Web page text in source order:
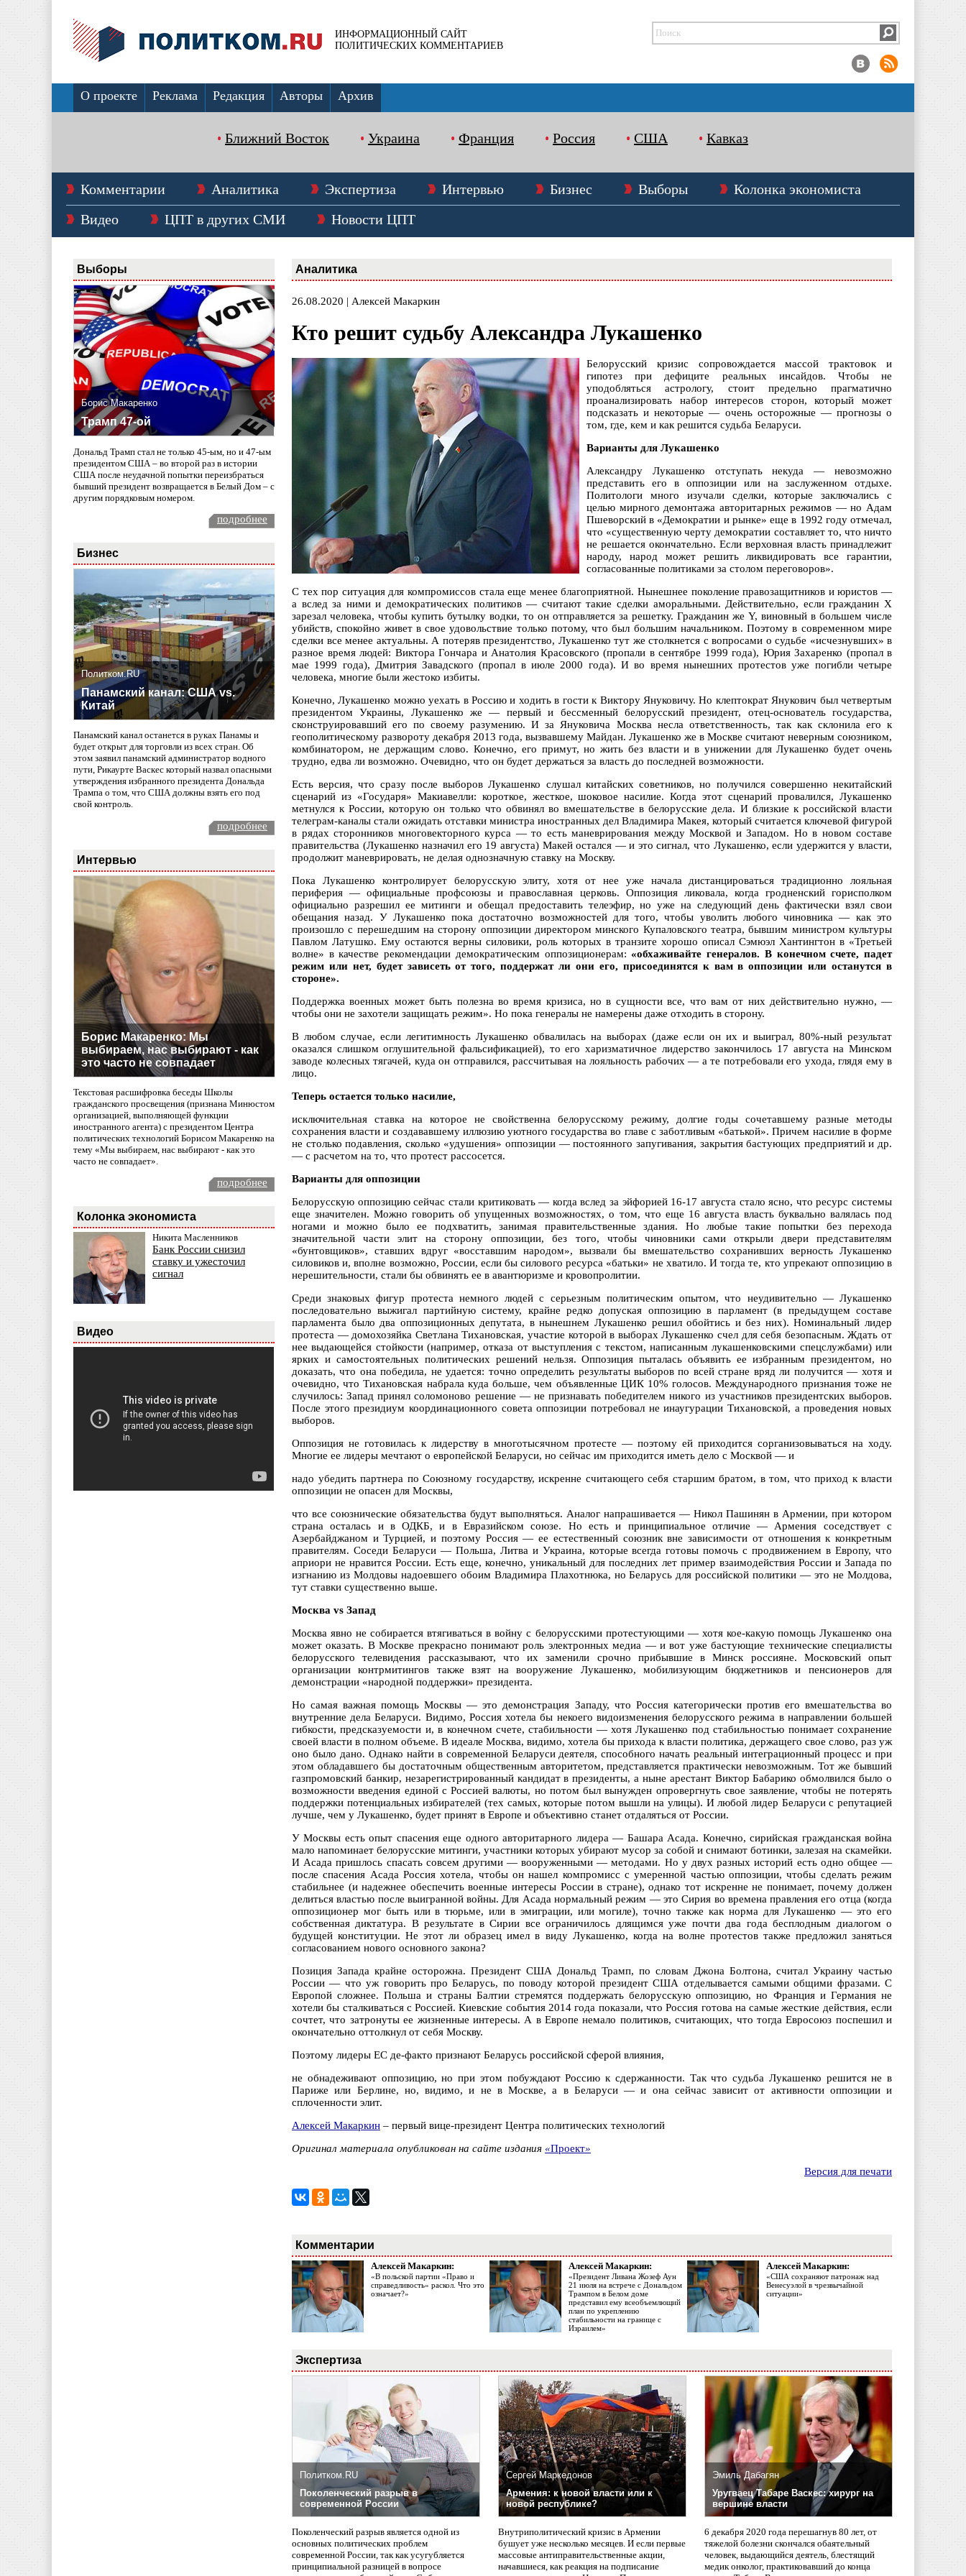
ИНФОРМАЦИОННЫЙ САЙТ
ПОЛИТИЧЕСКИХ КОММЕНТАРИЕВ
О проекте Реклама Редакция Авторы Архив
Ближний Восток Украина Франция Россия США Кавказ
Комментарии Аналитика Экспертиза Интервью Бизнес Выборы
Колонка экономиста
Видео
ЦПТ в других СМИ Новости ЦПТ
Выборы
Борис Макаренко
Трамп 47-ой
Дональд Трамп стал не только 45-ым, но и 47-ым
президентом США – во второй раз в истории
США после неудачной попытки переизбраться
бывший президент возвращается в Белый Дом – с
другим порядковым номером.
подробнее
Бизнес
Политком.RU
Панамский канал: США vs.
Китай
Панамский канал останется в руках Панамы и
будет открыт для торговли из всех стран. Об
этом заявил панамский администратор водного
пути, Рикаурте Васкес который назвал опасными
утверждения избранного президента Дональда
Трампа о том, что США должны взять его под
свой контроль.
подробнее
Интервью
Борис Макаренко: Мы
выбираем, нас выбирают - как
это часто не совпадает
Текстовая расшифровка беседы Школы
гражданского просвещения (признана Минюстом
организацией, выполняющей функции
иностранного агента) с президентом Центра
политических технологий Борисом Макаренко на
тему «Мы выбираем, нас выбирают - как это
часто не совпадает».
подробнее
Колонка экономиста
Никита Масленников
Банк России снизил
ставку и ужесточил
сигнал
Видео
Аналитика
26.08.2020 | Алексей Макаркин
Кто решит судьбу Александра Лукашенко
Белорусский кризис сопровождается массой трактовок и
гипотез при дефиците реальных инсайдов. Чтобы не
уподобляться астрологу, стоит предельно прагматично
проанализировать набор интересов сторон, который может
подсказать и некоторые — очень осторожные — прогнозы о
том, где, кем и как решится судьба Беларуси.
Варианты для Лукашенко
Александру Лукашенко отступать некуда — невозможно
представить его в оппозиции или на заслуженном отдыхе.
Политологи много изучали сделки, которые заключались с
целью мирного демонтажа авторитарных режимов — но Адам
Пшеворский в «Демократии и рынке» еще в 1992 году отмечал,
что «существенную черту демократии составляет то, что ничто
не решается окончательно. Если верховная власть принадлежит
народу, народ может решить ликвидировать все гарантии,
согласованные политиками за столом переговоров».
С тех пор ситуация для компромиссов стала еще менее благоприятной. Нынешнее поколение правозащитников и юристов —
а вслед за ними и демократических политиков — считают такие сделки аморальными. Действительно, если гражданин Х
зарезал человека, чтобы купить бутылку водки, то он отправляется за решетку. Гражданин же Y, виновный в большем числе
убийств, спокойно живет в свое удовольствие только потому, что был большим начальником. Поэтому в современном мире
сделки все менее актуальны. А потеряв президентство, Лукашенко тут же столкнется с вопросами о судьбе «исчезнувших» в
разное время людей: Виктора Гончара и Анатолия Красовского (пропали в сентябре 1999 года), Юрия Захаренко (пропал в
мае 1999 года), Дмитрия Завадского (пропал в июле 2000 года). И во время нынешних протестов уже погибли четыре
человека, многие были жестоко избиты.
Конечно, Лукашенко можно уехать в Россию и ходить в гости к Виктору Януковичу. Но клептократ Янукович был четвертым
президентом Украины, Лукашенко же — первый и бессменный белорусский президент, отец-основатель государства,
сконструировавший его по своему разумению. И за Януковича Москва несла ответственность, так как склонила его к
геополитическому развороту декабря 2013 года, вызвавшему Майдан. Лукашенко же в Москве считают неверным союзником,
комбинатором, не держащим слово. Конечно, его примут, но жить без власти и в унижении для Лукашенко будет очень
трудно, едва ли возможно. Очевидно, что он будет держаться за власть до последней возможности.
Есть версия, что сразу после выборов Лукашенко слушал китайских советников, но получился совершенно некитайский
сценарий из «Государя» Макиавелли: короткое, жесткое, шоковое насилие. Когда этот сценарий провалился, Лукашенко
метнулся к России, которую он только что обвинял во вмешательстве в белорусские дела. И близкие к российской власти
телеграм-каналы стали ожидать отставки министра иностранных дел Владимира Макея, который считается ключевой фигурой
в рядах сторонников многовекторного курса — то есть маневрирования между Москвой и Западом. Но в новом составе
правительства (Лукашенко назначил его 19 августа) Макей остался — и это сигнал, что Лукашенко, если удержится у власти,
продолжит маневрировать, не делая однозначную ставку на Москву.
Пока Лукашенко контролирует белорусскую элиту, хотя от нее уже начала дистанцироваться традиционно лояльная
периферия — официальные профсоюзы и православная церковь. Оппозиция ликовала, когда гродненский горисполком
официально разрешил ее митинги и обещал предоставить телеэфир, но уже на следующий день фактически взял свои
обещания назад. У Лукашенко пока достаточно возможностей для того, чтобы уволить любого чиновника — как это
произошло с перешедшим на сторону оппозиции директором минского Купаловского театра, бывшим министром культуры
Павлом Латушко. Ему остаются верны силовики, роль которых в транзите хорошо описал Сэмюэл Хантингтон в «Третьей
волне» в качестве рекомендации демократическим оппозиционерам:«обхаживайте генералов. В конечном счете, падет
режим или нет, будет зависеть от того, поддержат ли они его, присоединятся к вам в оппозиции или останутся в
стороне».
Поддержка военных может быть полезна во время кризиса, но в сущности все, что вам от них действительно нужно, —
чтобы они не захотели защищать режим». Но пока генералы не намерены даже отходить в сторону.
В любом случае, если легитимность Лукашенко обвалилась на выборах (даже если он их и выиграл, 80%-ный результат
оказался слишком оглушительной фальсификацией), то его харизматичное лидерство закончилось 17 августа на Минском
заводе колесных тягачей, куда он отправился, рассчитывая на лояльность рабочих — а те потребовали его ухода, глядя ему в
лицо.
Теперь остается только насилие,
исключительная ставка на которое не свойственна белорусскому режиму, долгие годы сочетавшему разные методы
сохранения власти и создававшему иллюзию уютного государства во главе с заботливым «батькой». Причем насилие в форме
не столько подавления, сколько «удушения» оппозиции — постоянного запугивания, закрытия бастующих предприятий и др.
— с расчетом на то, что протест рассосется.
Варианты для оппозиции
Белорусскую оппозицию сейчас стали критиковать — когда вслед за эйфорией 16-17 августа стало ясно, что ресурс системы
еще значителен. Можно говорить об упущенных возможностях, о том, что еще 16 августа власть буквально валялась под
ногами и можно было ее подхватить, занимая правительственные здания. Но любые такие попытки без перехода
значительной части элит на сторону оппозиции, без того, чтобы чиновники сами открыли двери представителям
«бунтовщиков», ставших вдруг «восставшим народом», вызвали бы вмешательство сохранивших верность Лукашенко
силовиков и, вполне возможно, России, если бы силового ресурса «батьки» не хватило. И тогда те, кто упрекают оппозицию в
нерешительности, стали бы обвинять ее в авантюризме и кровопролитии.
Среди знаковых фигур протеста немного людей с серьезным политическим опытом, что неудивительно — Лукашенко
последовательно выжигал партийную систему, крайне редко допуская оппозицию в парламент (в предыдущем составе
парламента было два оппозиционных депутата, в нынешнем Лукашенко решил обойтись и без них). Номинальный лидер
протеста — домохозяйка Светлана Тихановская, участие которой в выборах Лукашенко счел для себя безопасным. Ждать от
нее выдающейся стойкости (например, отказа от выступления с текстом, написанным лукашенковскими спецслужбами) или
ярких и самостоятельных политических решений нельзя. Оппозиция пыталась объявить ее избранным президентом, но
доказать, что она победила, не удается: точно определить результаты выборов по всей стране вряд ли получится — хотя и
очевидно, что Тихановская набрала куда больше, чем объявленные ЦИК 10% голосов. Международного признания тоже не
случилось: Запад принял соломоново решение — не признавать победителем никого из участников президентских выборов.
После этого президиум координационного совета оппозиции потребовал не инаугурации Тихановской, а проведения новых
выборов.
Оппозиция не готовилась к лидерству в многотысячном протесте — поэтому ей приходится сорганизовываться на ходу.
Многие ее лидеры мечтают о европейской Беларуси, но сейчас им приходится иметь дело с Москвой — и
надо убедить партнера по Союзному государству, искренне считающего себя старшим братом, в том, что приход к власти
оппозиции не опасен для Москвы,
что все союзнические обязательства будут выполняться. Аналог напрашивается — Никол Пашинян в Армении, при котором
страна осталась и в ОДКБ, и в Евразийском союзе. Но есть и принципиальное отличие — Армения соседствует с
Азербайджаном и Турцией, и поэтому Россия — ее естественный союзник вне зависимости от отношения к конкретным
правителям. Соседи Беларуси — Польша, Литва и Украина, которые всегда готовы помочь с продвижением в Европу, что
априори не нравится России. Есть еще, конечно, уникальный для последних лет пример взаимодействия России и Запада по
изгнанию из Молдовы надоевшего обоим Владимира Плахотнюка, но Беларусь для российской политики — это не Молдова,
тут ставки существенно выше.
Москва vs Запад
Москва явно не собирается втягиваться в войну с белорусскими протестующими — хотя кое-какую помощь Лукашенко она
может оказать. В Москве прекрасно понимают роль электронных медиа — и вот уже бастующие технические специалисты
белорусского телевидения рассказывают, что их заменили срочно прибывшие в Минск россияне. Московский опыт
организации контрмитингов также взят на вооружение Лукашенко, мобилизующим бюджетников и пенсионеров для
демонстрации «народной поддержки» президента.
Но самая важная помощь Москвы — это демонстрация Западу, что Россия категорически против его вмешательства во
внутренние дела Беларуси. Видимо, Россия хотела бы некоего видоизменения белорусского режима в направлении большей
гибкости, предсказуемости и, в конечном счете, стабильности — хотя Лукашенко под стабильностью понимает сохранение
своей власти в полном объеме. В идеале Москва, видимо, хотела бы прихода к власти политика, держащего свое слово, раз уж
оно было дано. Однако найти в современной Беларуси деятеля, способного начать реальный интеграционный процесс и при
этом обладавшего бы достаточным общественным авторитетом, представляется практически невозможным. Тот же бывший
газпромовский банкир, незарегистрированный кандидат в президенты, а ныне арестант Виктор Бабарико обмолвился было о
возможности введения единой с Россией валюты, но потом был вынужден опровергнуть свое заявление, чтобы не потерять
поддержки потенциальных избирателей (тех самых, которые потом вышли на улицы). И любой лидер Беларуси с репутацией
лучше, чем у Лукашенко, будет принят в Европе и объективно станет отдаляться от России.
У Москвы есть опыт спасения еще одного авторитарного лидера — Башара Асада. Конечно, сирийская гражданская война
мало напоминает белорусские митинги, участники которых убирают мусор за собой и снимают ботинки, залезая на скамейки.
И Асада пришлось спасать совсем другими — вооруженными — методами. Но у двух разных историй есть одно общее —
после спасения Асада Россия хотела, чтобы он нашел компромисс с умеренной частью оппозиции, чтобы сделать режим
стабильнее (и надежнее обеспечить военные интересы России в стране), однако тот искренне не понимает, почему должен
делиться властью после выигранной войны. Для Асада нормальный режим — это Сирия во времена правления его отца (когда
оппозиционер мог быть или в тюрьме, или в эмиграции, или могиле), точно также как норма для Лукашенко — это его
собственная диктатура. В результате в Сирии все ограничилось длящимся уже почти два года бесплодным диалогом о
будущей конституции. Не этот ли образец имел в виду Лукашенко, когда на волне протестов также предложил заняться
согласованием нового основного закона?
Позиция Запада крайне осторожна. Президент США Дональд Трамп, по словам Джона Болтона, считал Украину частью
России — что уж говорить про Беларусь, по поводу которой президент США отделывается самыми общими фразами. С
Европой сложнее. Польша и страны Балтии стремятся поддержать белорусскую оппозицию, но Франция и Германия не
хотели бы сталкиваться с Россией. Киевские события 2014 года показали, что Россия готова на самые жесткие действия, если
сочтет, что затронуты ее жизненные интересы. А в Европе немало политиков, считающих, что тогда Евросоюз поспешил и
окончательно оттолкнул от себя Москву.
Поэтому лидеры ЕС де-факто признают Беларусь российской сферой влияния,
не обнадеживают оппозицию, но при этом побуждают Россию к сдержанности. Так что судьба Лукашенко решится не в
Париже или Берлине, но, видимо, и не в Москве, а в Беларуси — и она сейчас зависит от активности оппозиции и
сплоченности элит.
Алексей Макаркин – первый вице-президент Центра политических технологий
Оригинал материала опубликован на сайте издания «Проект»
Версия для печати
Комментарии
Алексей Макаркин:
«В польской партии «Право и
справедливость» раскол. Что это
означает?»
Алексей Макаркин:
«Президент Ливана Жозеф Аун
21 июля на встрече с Дональдом
Трампом в Белом доме
представил ему всеобъемлющий
план по укреплению
стабильности на границе с
Израилем»
Алексей Макаркин:
«США сохраняют патронаж над
Венесуэлой в чрезвычайной
ситуации»
Экспертиза
Политком.RU
Поколенческий разрыв в
современной России
Поколенческий разрыв является одной из
основных политических проблем
современной России, так как усугубляется
принципиальной разницей в вопросе
Сергей Маркедонов
Армения: к новой власти или к
новой республике?
Внутриполитический кризис в Армении
бушует уже несколько месяцев. И если первые
массовые антиправительственные акции,
начавшиеся, как реакция на подписание
Эмиль Дабагян
Уругваец Табаре Васкес: хирург на
вершине власти
6 декабря 2020 года перешагнув 80 лет, от
тяжелой болезни скончался обаятельный
человек, выдающийся деятель, блестящий
медик онколог, практиковавший до конца